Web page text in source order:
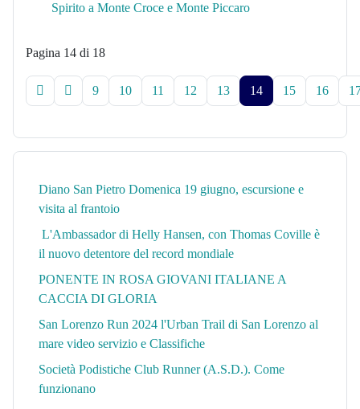
Spirito a Monte Croce e Monte Piccaro
Pagina 14 di 18
9 10 11 12 13 14 15 16
Diano San Pietro Domenica 19 giugno, escursione e
visita al frantoio
L'Ambassador di Helly Hansen, con Thomas Coville è
il nuovo detentore del record mondiale
PONENTE IN ROSA GIOVANI ITALIANE A
CACCIA DI GLORIA
San Lorenzo Run 2024 l'Urban Trail di San Lorenzo al
mare video servizio e Classifiche
Società Podistiche Club Runner (A.S.D.). Come
funzionano